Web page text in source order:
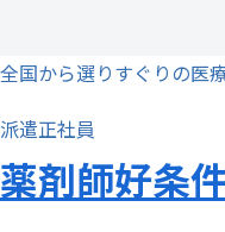
全国から選りすぐりの医
派遣正社員
薬剤師好条